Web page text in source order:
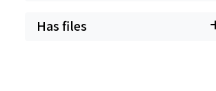
Has files